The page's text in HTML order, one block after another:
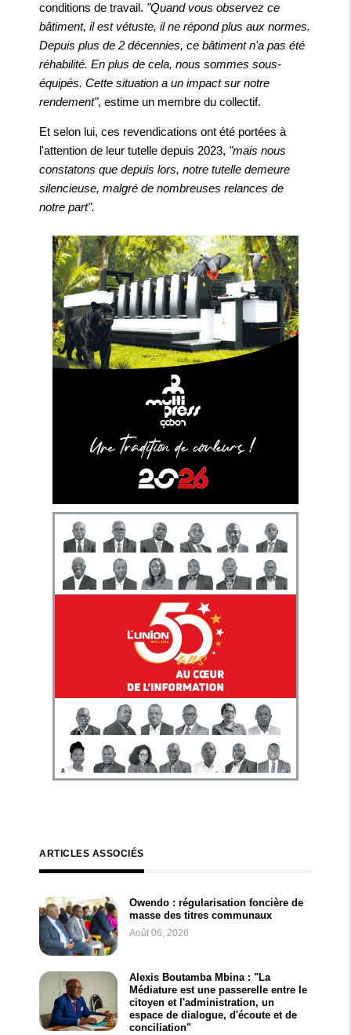
conditions de travail. "Quand vous observez ce
bâtiment, il est vétuste, il ne répond plus aux normes.
Depuis plus de 2 décennies, ce bâtiment n'a pas été
réhabilité. En plus de cela, nous sommes sous-
équipés. Cette situation a un impact sur notre
rendement", estime un membre du collectif.
Et selon lui, ces revendications ont été portées à
l'attention de leur tutelle depuis 2023, "mais nous
constatons que depuis lors, notre tutelle demeure
silencieuse, malgré de nombreuses relances de
notre part".
ARTICLES ASSOCIÉS
Owendo : régularisation foncière de
masse des titres communaux
Août 06, 2026
Alexis Boutamba Mbina : "La
Médiature est une passerelle entre le
citoyen et l'administration, un
espace de dialogue, d'écoute et de
conciliation"